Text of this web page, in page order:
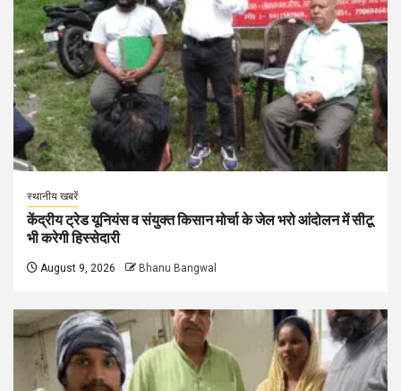
स्थानीय खबरें
केंद्रीय ट्रेड यूनियंस व संयुक्त किसान मोर्चा के जेल भरो आंदोलन में सीटू
भी करेगी हिस्सेदारी
August 9, 2026 Bhanu Bangwal